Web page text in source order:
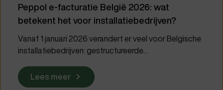
Peppol e-facturatie België 2026: wat
betekent het voor installatiebedrijven?
Vanaf 1 januari 2026 verandert er veel voor Belgische
installatiebedrijven: gestructureerde...
Lees meer